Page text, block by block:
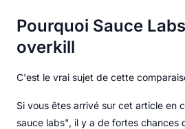
Pourquoi Sauce
overkill
C'est le vrai sujet de cette
Si vous êtes arrivé sur cet article en
sauce labs", il y a de fortes chances